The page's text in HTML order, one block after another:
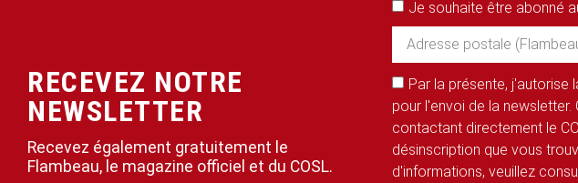
RECEVEZ NOTRE
NEWSLETTER
Recevez également gratuitement le
Flambeau, le magazine officiel et du COSL.
Je souhaite être abonné
Par la présente, j'autorise
pour l'envoi de la
contactant directement le
désinscription que vous
d'informations, veuillez